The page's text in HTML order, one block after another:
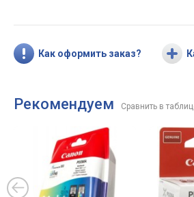
Как оформить заказ?
Рекомендуем Сравнить в